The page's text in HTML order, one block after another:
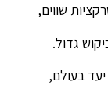
שווים,
גדול.
יעד בעולם,